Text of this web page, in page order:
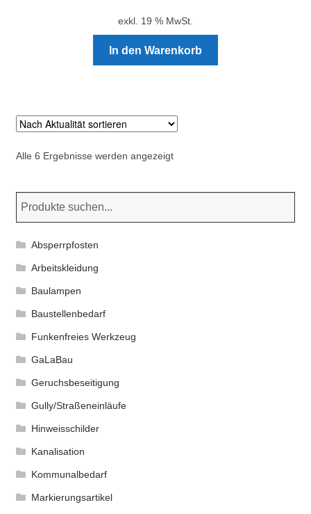
exkl. 19 % MwSt.
In den Warenkorb
Alle 6 Ergebnisse werden angezeigtNach
Absperrpfosten
Arbeitskleidung
Baulampen
Baustellenbedarf
Funkenfreies Werkzeug
GaLaBau
Geruchsbeseitigung
Gully/Straßeneinläufe
Hinweisschilder
Kanalisation
Kommunalbedarf
Markierungsartikel